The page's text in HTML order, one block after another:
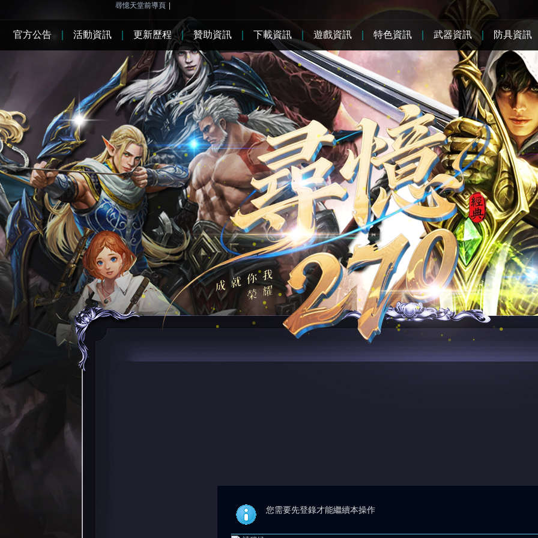
尋憶天堂前導頁
您需要先登錄才能繼續本操作